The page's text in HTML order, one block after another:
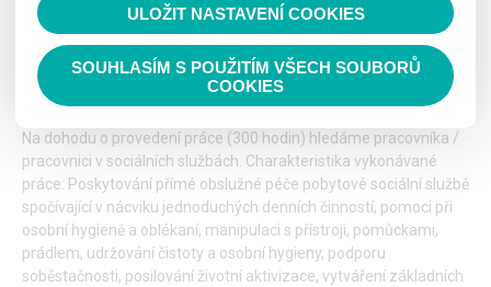
Hledáme pracovníka / pracovnici v
sociálních službách
Na dohodu o provedení práce (300 hodin) hledáme pracovníka /
pracovnici v sociálních službách. Charakteristika vykonávané
práce: Poskytování přímé obslužné péče pobytové sociální službě
spočívající v nácviku jednoduchých denních činností, pomoci při
osobní hygieně a oblékaní, manipulaci s přístroji, pomůckami,
prádlem, udržování čistoty a osobní hygieny, podporu
soběstačnosti, posilování životní aktivizace, vytváření základních
ULOŽIT NASTAVENÍ COOKIES
SOUHLASÍM S POUŽITÍM VŠECH SOUBORŮ
COOKIES